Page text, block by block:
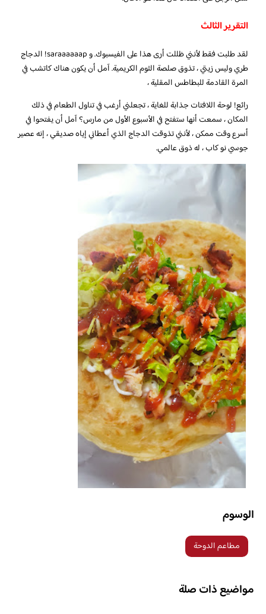
التقرير الثالث
لقد طلبت فقط لأنني ظللت أرى هذا على الفيسبوك. و saraaaaaap! الدجاج
طري وليس زيتي ، تذوق صلصة الثوم الكريمية. آمل أن يكون هناك كاتشب في
المرة القادمة للبطاطس المقلية ،
رائع! لوحة اللافتات جذابة للغاية ، تجعلني أرغب في تناول الطعام في ذلك
المكان ، سمعت أنها ستفتح في الأسبوع الأول من مارس؟ آمل أن يفتحوا في
أسرع وقت ممكن ، لأنني تذوقت الدجاج الذي أعطاني إياه صديقي ، إنه عصير
جوسي نو كاب ، له ذوق عالمي.
الوسوم
مطاعم الدوحة
مواضيع ذات صلة